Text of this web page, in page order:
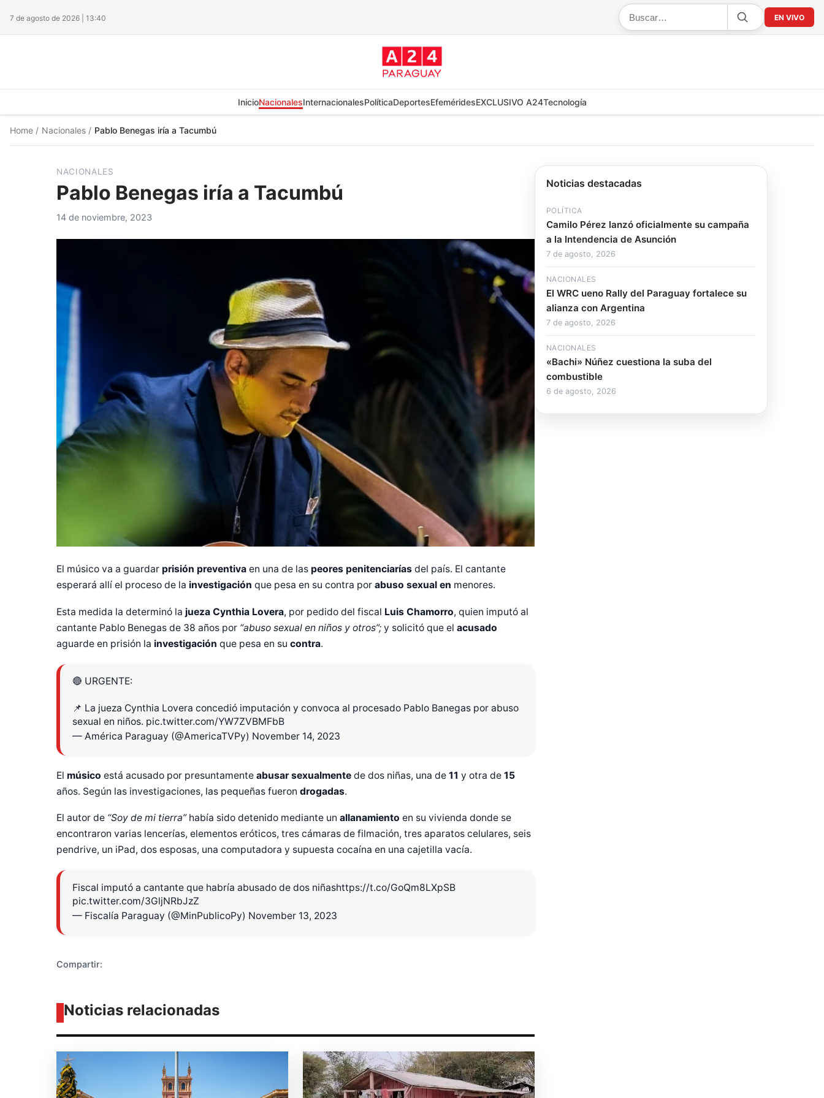
7 de agosto de 2026 | 13:40 EN VIVO
InicioNacionalesInternacionalesPolíticaDeportesEfeméridesEXCLUSIVO A24Tecnología
Home / Nacionales / Pablo Benegas iría a Tacumbú
NACIONALES
Pablo Benegas iría a Tacumbú
14 de noviembre, 2023
El músico va a guardar prisión preventiva en una de las peores penitenciarías del país. El cantante
esperará allí el proceso de la investigación que pesa en su contra por abuso sexual en menores.
Esta medida la determinó la jueza Cynthia Lovera, por pedido del fiscal Luis Chamorro, quien imputó al
cantante Pablo Benegas de 38 años por “abuso sexual en niños y otros”; y solicitó que el acusado
aguarde en prisión la investigación que pesa en su contra.
🔴 URGENTE:
📌 La jueza Cynthia Lovera concedió imputación y convoca al procesado Pablo Banegas por abuso
sexual en niños. pic.twitter.com/YW7ZVBMFbB
— América Paraguay (@AmericaTVPy) November 14, 2023
El músico está acusado por presuntamente abusar sexualmente de dos niñas, una de 11 y otra de 15
años. Según las investigaciones, las pequeñas fueron drogadas.
El autor de “Soy de mi tierra”había sido detenido mediante un allanamiento en su vivienda donde se
encontraron varias lencerías, elementos eróticos, tres cámaras de filmación, tres aparatos celulares, seis
pendrive, un iPad, dos esposas, una computadora y supuesta cocaína en una cajetilla vacía.
Fiscal imputó a cantante que habría abusado de dos niñashttps://t.co/GoQm8LXpSB
pic.twitter.com/3GljNRbJzZ
— Fiscalía Paraguay (@MinPublicoPy) November 13, 2023
Compartir:
Noticias relacionadas
Noticias destacadas
POLÍTICA
Camilo Pérez lanzó oficialmente su campaña
a la Intendencia de Asunción
7 de agosto, 2026
NACIONALES
El WRC ueno Rally del Paraguay fortalece su
alianza con Argentina
7 de agosto, 2026
NACIONALES
«Bachi» Núñez cuestiona la suba del
combustible
6 de agosto, 2026